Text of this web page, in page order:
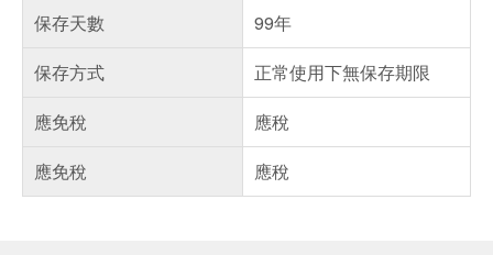
保存天數
99年
保存方式
正常使用下無保存期限
應免稅
應稅
應免稅
應稅